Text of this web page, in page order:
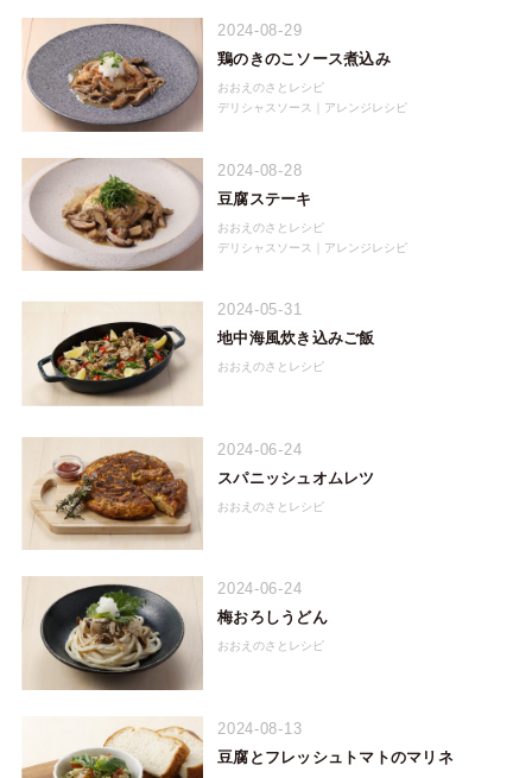
2024-08-29
鶏のきのこソース煮込み
おおえのさとレシピ
デリシャスソース｜アレンジレシピ
2024-08-28
豆腐ステーキ
おおえのさとレシピ
デリシャスソース｜アレンジレシピ
2024-05-31
地中海風炊き込みご飯
おおえのさとレシピ
2024-06-24
スパニッシュオムレツ
おおえのさとレシピ
2024-06-24
梅おろしうどん
おおえのさとレシピ
2024-08-13
豆腐とフレッシュトマトのマリネ